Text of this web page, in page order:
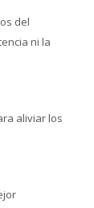
del
ni la
aliviar los